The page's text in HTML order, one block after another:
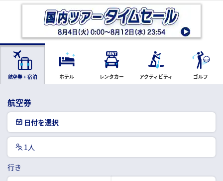
航空券 + 宿泊 ホテル レンタカー アクティビティ ゴルフ
航空券
日付を選択
1人
行き